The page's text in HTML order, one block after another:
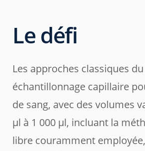
Le défi
Les approches classiques
échantillonnage capillaire
de sang, avec des volumes
µl à 1 000 µl, incluant la
libre couramment